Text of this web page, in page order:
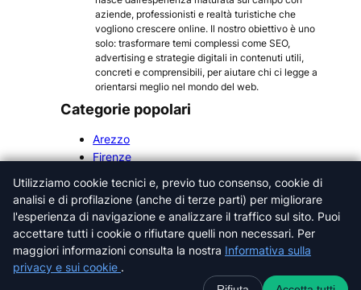
aziende, professionisti e realtà turistiche che
vogliono crescere online. Il nostro obiettivo è uno
solo: trasformare temi complessi come SEO,
advertising e strategie digitali in contenuti utili,
concreti e comprensibili, per aiutare chi ci legge a
orientarsi meglio nel mondo del web.
Categorie popolari
Arezzo
Firenze
Livorno
Lucca
Massa-Carrara
Pisa
Pistoia
Utilizziamo cookie tecnici e, previo tuo consenso, cookie di
analisi e di profilazione (anche di terze parti) per migliorare
l'esperienza di navigazione e analizzare il traffico sul sito. Puoi
accettare tutti i cookie o rifiutare quelli non necessari. Per
maggiori informazioni consulta la nostra Informativa sulla
privacy e sui cookie .